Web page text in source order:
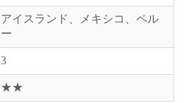
アイスランド、メキシコ、ペル
ー
3
★★